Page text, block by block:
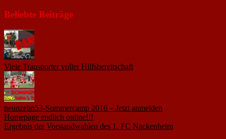
Beliebte Beiträge
Viele Transporter voller Hilfsbereitschaft
neunzehn53-Sommercamp 2016 – Jetzt anmelden
Homepage endlich online!!!
Ergebnis der Vorstandwahlen des 1. FC Nackenheim